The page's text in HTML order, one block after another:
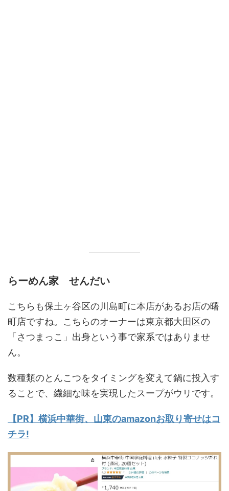
らーめん家 せんだい
こちらも保土ヶ谷区の川島町に本店があるお店の曙
町店ですね。こちらのオーナーは東京都大田区の
「さつまっこ」出身という事で家系ではありませ
ん。
数種類のとんこつをタイミングを変えて鍋に投入す
ることで、繊細な味を実現したスープがウリです。
【PR】横浜中華街、山東のamazonお取り寄せはコ
チラ!